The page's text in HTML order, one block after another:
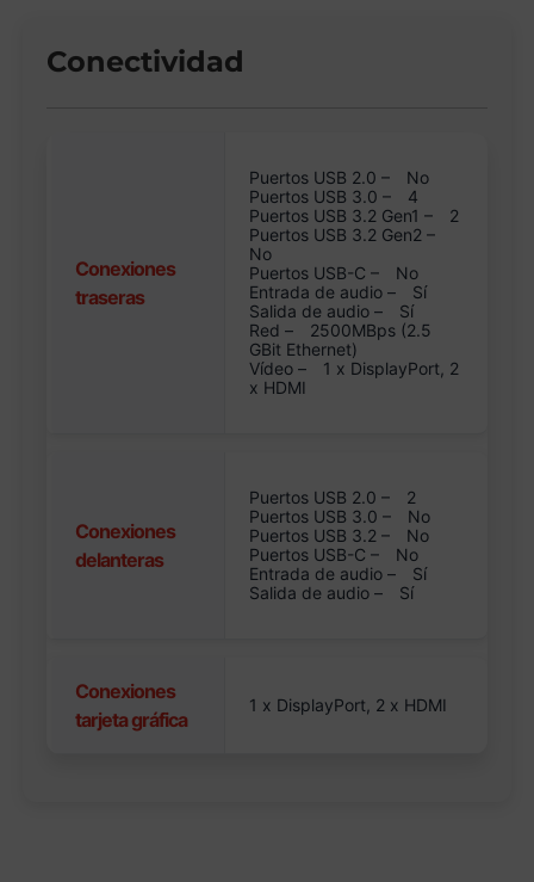
Conectividad
Conexiones
traseras
Puertos USB 2.0 –
No
Puertos USB 3.0 –
4
Puertos USB 3.2 Gen1 –
2
Puertos USB 3.2 Gen2 –
No
Puertos USB-C –
No
Entrada de audio –
Sí
Salida de audio –
Sí
Red –
2500MBps (2.5
GBit Ethernet)
Vídeo –
1 x DisplayPort, 2
x HDMI
Conexiones
delanteras
Puertos USB 2.0 –
2
Puertos USB 3.0 –
No
Puertos USB 3.2 –
No
Puertos USB-C –
No
Entrada de audio –
Sí
Salida de audio –
Sí
Conexiones
tarjeta gráfica
1 x DisplayPort, 2 x HDMI